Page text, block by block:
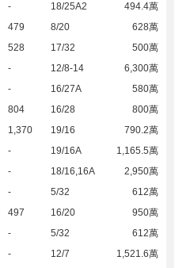
- 18/25A2
494.4萬
479 8/20
628萬
528 17/32
500萬
- 12/8-14
6,300萬
- 16/27A
580萬
804 16/28
800萬
1,370 19/16
790.2萬
- 19/16A
1,165.5萬
- 18/16,16A
2,950萬
- 5/32
612萬
497 16/20
950萬
- 5/32
612萬
- 12/7
1,521.6萬